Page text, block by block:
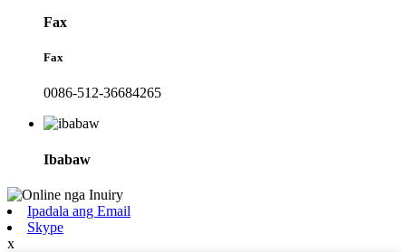
Fax
Fax
0086-512-36684265
Ibabaw
Ipadala ang Email
Skype
x